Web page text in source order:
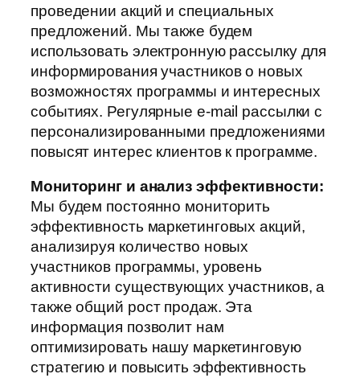
проведении акций и специальных
предложений. Мы также будем
использовать электронную рассылку для
информирования участников о новых
возможностях программы и интересных
событиях. Регулярные e-mail рассылки с
персонализированными предложениями
повысят интерес клиентов к программе.
Мониторинг и анализ эффективности:
Мы будем постоянно мониторить
эффективность маркетинговых акций,
анализируя количество новых
участников программы, уровень
активности существующих участников, а
также общий рост продаж. Эта
информация позволит нам
оптимизировать нашу маркетинговую
стратегию и повысить эффективность